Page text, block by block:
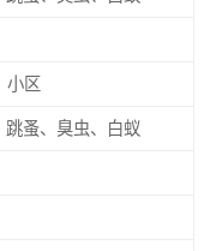
小区
跳蚤、臭虫、白蚁